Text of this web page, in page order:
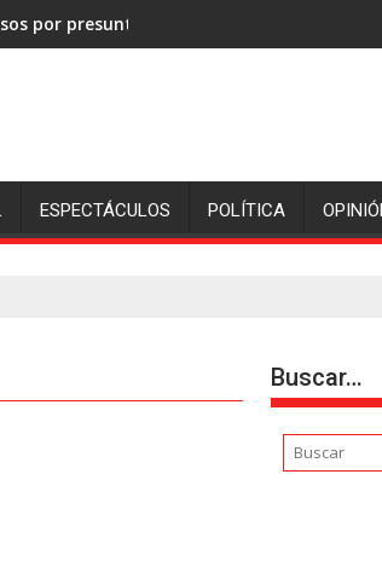
por presuntos asesinos de la
ESPECTÁCULOS POLÍTICA
Buscar…